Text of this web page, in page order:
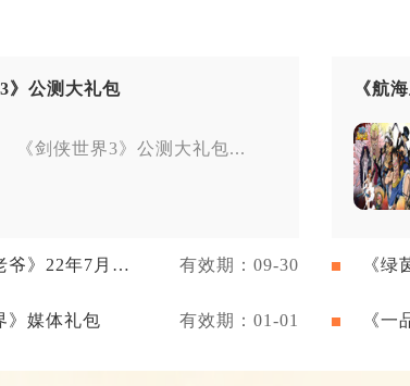
3》公测大礼包
《剑侠世界3》公测大礼包...
《航
爷》22年7月新
有效期：09-30 《绿
》媒体礼包 有效期：01-01
《一